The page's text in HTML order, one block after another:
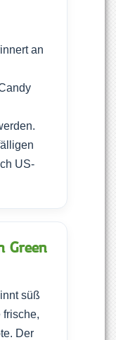
an
US-
Green
süß
frische,
Der